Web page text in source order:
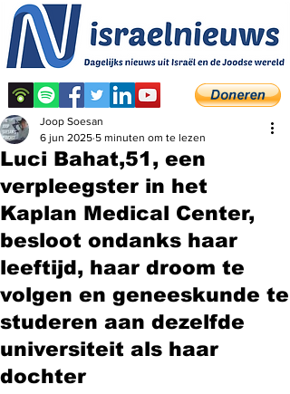
Luci Bahat,51, een
verpleegster in het
Kaplan Medical Center,
besloot ondanks haar
leeftijd, haar droom te
volgen en geneeskunde te
studeren aan dezelfde
universiteit als haar
dochter
Joop Soesan
6 jun 2025 5 minuten om te lezen